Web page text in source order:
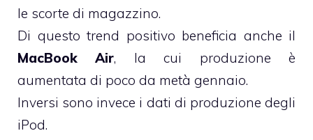
le scorte di magazzino.
Di questo trend positivo beneficia anche il
MacBook Air, la cui produzione è
aumentata di poco da metà gennaio.
Inversi sono invece i dati di produzione degli
iPod.